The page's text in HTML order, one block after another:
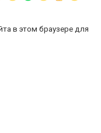
в этом браузере для